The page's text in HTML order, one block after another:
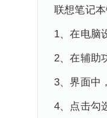
联想笔记
1、在电脑
2、在辅助
3、界面中
4、点击勾